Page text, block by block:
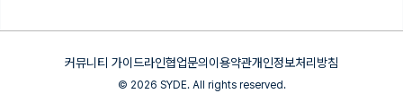
커뮤니티 가이드라인협업문의 이용약관개인정보처리방침
© 2026 SYDE. All rights reserved.